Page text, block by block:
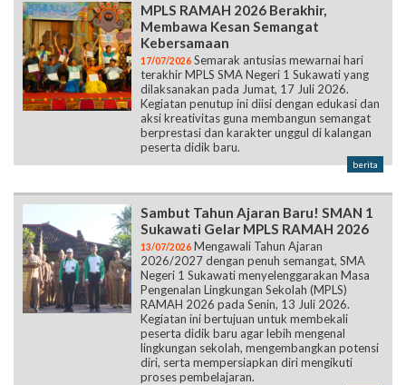
MPLS RAMAH 2026 Berakhir,
Membawa Kesan Semangat
Kebersamaan
17/07/2026 Semarak antusias mewarnai hari
terakhir MPLS SMA Negeri 1 Sukawati yang
dilaksanakan pada Jumat, 17 Juli 2026.
Kegiatan penutup ini diisi dengan edukasi dan
aksi kreativitas guna membangun semangat
berprestasi dan karakter unggul di kalangan
peserta didik baru.
berita
Sambut Tahun Ajaran Baru! SMAN 1
Sukawati Gelar MPLS RAMAH 2026
13/07/2026 Mengawali Tahun Ajaran
2026/2027 dengan penuh semangat, SMA
Negeri 1 Sukawati menyelenggarakan Masa
Pengenalan Lingkungan Sekolah (MPLS)
RAMAH 2026 pada Senin, 13 Juli 2026.
Kegiatan ini bertujuan untuk membekali
peserta didik baru agar lebih mengenal
lingkungan sekolah, mengembangkan potensi
diri, serta mempersiapkan diri mengikuti
proses pembelajaran.